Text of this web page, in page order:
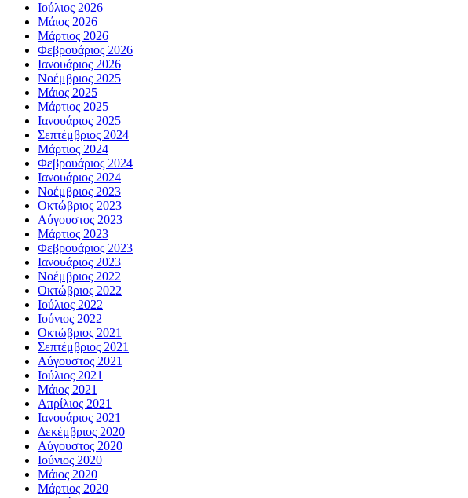
Ιούλιος 2026
Μάιος 2026
Μάρτιος 2026
Φεβρουάριος 2026
Ιανουάριος 2026
Νοέμβριος 2025
Μάιος 2025
Μάρτιος 2025
Ιανουάριος 2025
Σεπτέμβριος 2024
Μάρτιος 2024
Φεβρουάριος 2024
Ιανουάριος 2024
Νοέμβριος 2023
Οκτώβριος 2023
Αύγουστος 2023
Μάρτιος 2023
Φεβρουάριος 2023
Ιανουάριος 2023
Νοέμβριος 2022
Οκτώβριος 2022
Ιούλιος 2022
Ιούνιος 2022
Οκτώβριος 2021
Σεπτέμβριος 2021
Αύγουστος 2021
Ιούλιος 2021
Μάιος 2021
Απρίλιος 2021
Ιανουάριος 2021
Δεκέμβριος 2020
Αύγουστος 2020
Ιούνιος 2020
Μάιος 2020
Μάρτιος 2020